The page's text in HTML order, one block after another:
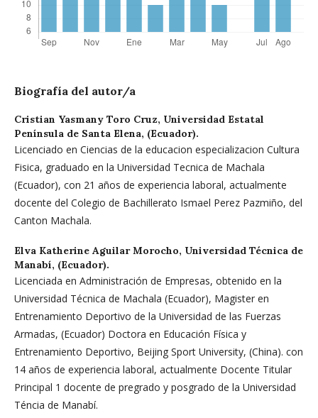
Biografía del autor/a
Cristian Yasmany Toro Cruz, Universidad Estatal
Península de Santa Elena, (Ecuador).
Licenciado en Ciencias de la educacion especializacion Cultura
Fisica, graduado en la Universidad Tecnica de Machala
(Ecuador), con 21 años de experiencia laboral, actualmente
docente del Colegio de Bachillerato Ismael Perez Pazmiño, del
Canton Machala.
Elva Katherine Aguilar Morocho, Universidad Técnica de
Manabí, (Ecuador).
Licenciada en Administración de Empresas, obtenido en la
Universidad Técnica de Machala (Ecuador), Magister en
Entrenamiento Deportivo de la Universidad de las Fuerzas
Armadas, (Ecuador) Doctora en Educación Física y
Entrenamiento Deportivo, Beijing Sport University, (China). con
14 años de experiencia laboral, actualmente Docente Titular
Principal 1 docente de pregrado y posgrado de la Universidad
Téncia de Manabí.